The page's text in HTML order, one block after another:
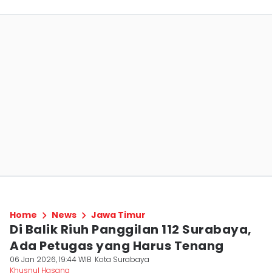
Home News Jawa Timur
Di Balik Riuh Panggilan 112 Surabaya,
Ada Petugas yang Harus Tenang
06 Jan 2026, 19:44 WIB Kota Surabaya
Khusnul Hasana